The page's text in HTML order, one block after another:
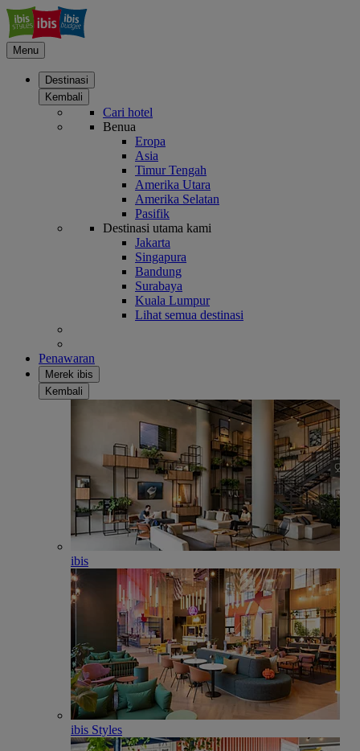
Menu
Destinasi
Kembali
Cari hotel
Benua
Eropa
Asia
Timur Tengah
Amerika Utara
Amerika Selatan
Pasifik
Destinasi utama kami
Jakarta
Singapura
Bandung
Surabaya
Kuala Lumpur
Lihat semua destinasi
Penawaran
Merek ibis
Kembali
ibis
ibis Styles